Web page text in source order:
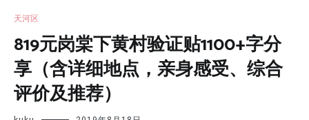
天河区
819元岗棠下黄村验证贴1100+字分
享（含详细地点，亲身感受、综合
评价及推荐）